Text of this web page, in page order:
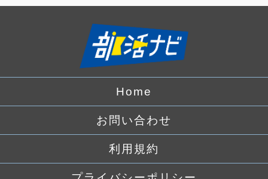
Home
お問い合わせ
利用規約